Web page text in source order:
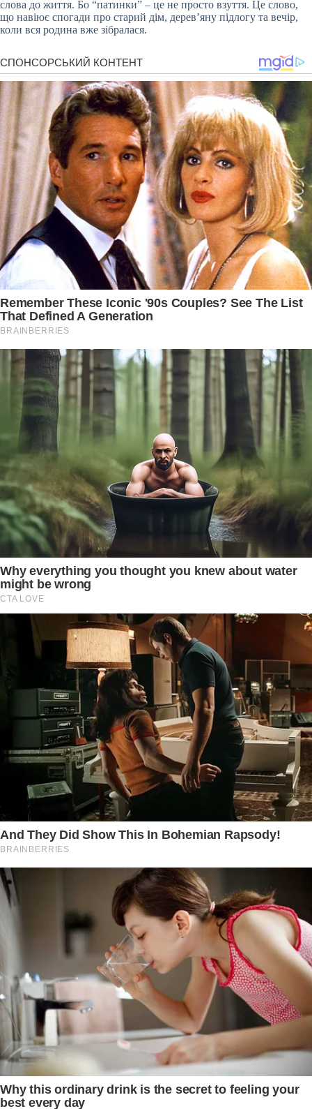
слова до життя. Бо “патинки” – це не просто взуття. Це слово,
що навіює спогади про старий дім, дерев’яну підлогу та вечір,
коли вся родина вже зібралася.